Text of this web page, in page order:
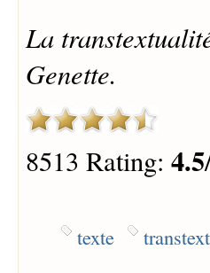
La
Genette.
8513 Rating: 4.5
texte